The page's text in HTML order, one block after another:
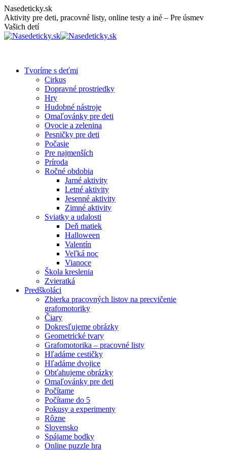
Skip
to
content
Nasedeticky.sk
Aktivity pre deti, pracovné listy, online testy a iné – Pre úsmev
Vašich detí
Tvoríme s deťmi
Cirkus
Dopravné prostriedky
Hry
Hudobné nástroje
Omaľovánky pre deti
Ovocie a zelenina
Pesničky pre deti
Počasie
Pre najmenších
Príroda
Ročné obdobia
Jarné aktivity
Letné aktivity
Jesenné aktivity
Zimné aktivity
Sviatky a udalosti
Deň matiek
Halloween
Valentín
Veľká noc
Vianoce
Škola kreslenia
Zvieratká
Predškoláci
Zbierka pracovných listov na precvičenie
grafomotoriky
Čiary
Dokresľujeme obrázky
Geometrické tvary
Grafomotorika – pracovné listy
Hľadáme cestičky
Hľadáme dvojice
Obťahujeme obrázky
Omaľovánky pre deti
Počítame
Počítame do 5
Pokusy a experimenty
Rôzne
Slovensko
Spájame bodky
Online puzzle hra